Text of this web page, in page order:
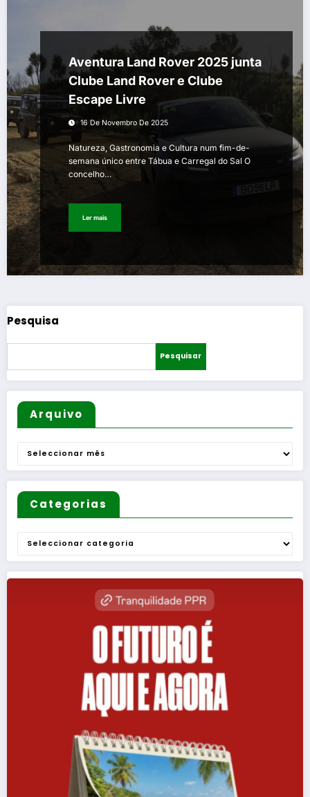
Aventura Land Rover 2025 junta
Clube Land Rover e Clube
Escape Livre
16 De Novembro De 2025
Natureza, Gastronomia e Cultura num fim-de-
semana único entre Tábua e Carregal do Sal O
concelho…
Ler mais
Pesquisa
Pesquisar
Arquivo
Arquivo
Categorias
Categorias